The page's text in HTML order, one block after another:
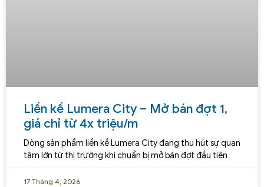
Liền kề Lumera City – Mở bán đợt 1,
giá chỉ từ 4x triệu/m
Dòng sản phẩm liền kề Lumera City đang thu hút sự quan
tâm lớn từ thị trường khi chuẩn bị mở bán đợt đầu tiên
17 Tháng 4, 2026